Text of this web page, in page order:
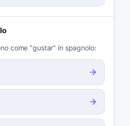
come "gustar" in spagnolo: